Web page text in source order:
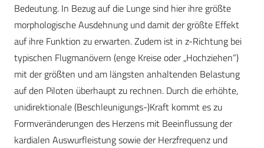
Bedeutung. In Bezug auf die Lunge sind hier ihre größte
morphologische Ausdehnung und damit der größte Effekt
auf ihre Funktion zu erwarten. Zudem ist in z-Richtung bei
typischen Flugmanövern (enge Kreise oder „Hochziehen“)
mit der größten und am längsten anhaltenden Belastung
auf den Piloten überhaupt zu rechnen. Durch die erhöhte,
unidirektionale (Beschleunigungs-)Kraft kommt es zu
Formveränderungen des Herzens mit Beeinflussung der
kardialen Auswurfleistung sowie der Herzfrequenz und